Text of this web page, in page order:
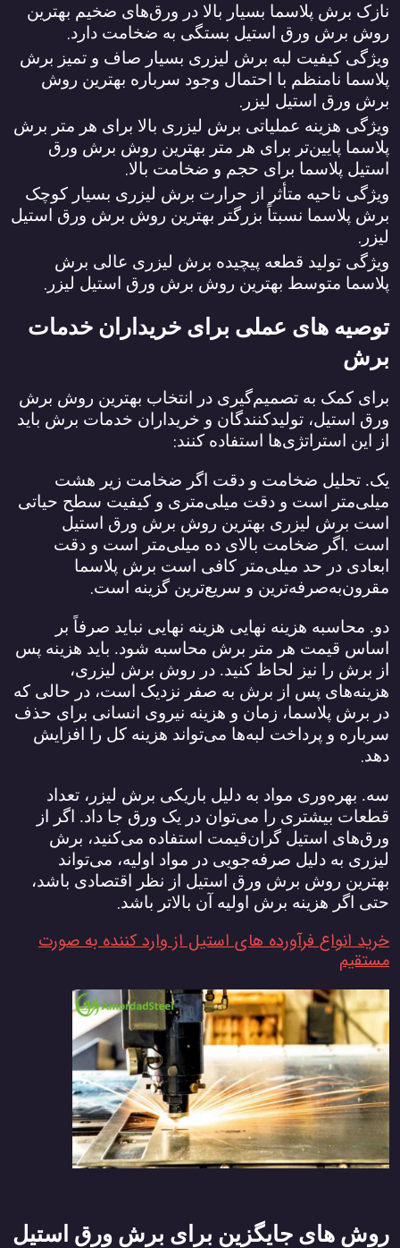
نازک برش پلاسما بسیار بالا در ورق‌های ضخیم بهترین
روش برش ورق استیل بستگی به ضخامت دارد.
ویژگی کیفیت لبه برش لیزری بسیار صاف و تمیز برش
پلاسما نامنظم با احتمال وجود سرباره بهترین روش
برش ورق استیل لیزر .
ویژگی هزینه عملیاتی برش لیزری بالا برای هر متر برش
پلاسما پایین‌تر برای هر متر بهترین روش برش ورق
استیل پلاسما برای حجم و ضخامت بالا.
ویژگی ناحیه متأثر از حرارت برش لیزری بسیار کوچک
برش پلاسما نسبتاً بزرگتر بهترین روش برش ورق استیل
لیزر .
ویژگی تولید قطعه پیچیده برش لیزری عالی برش
پلاسما متوسط بهترین روش برش ورق استیل لیزر .
توصیه ‌های عملی برای خریداران خدمات
برش
برای کمک به تصمیم‌گیری در انتخاب بهترین روش برش
ورق استیل، تولیدکنندگان و خریداران خدمات برش باید
از این استراتژی‌ها استفاده کنند:
یک. تحلیل ضخامت و دقت اگر ضخامت زیر هشت
میلی‌متر است و دقت میلی‌متری و کیفیت سطح حیاتی
است برش لیزری بهترین روش برش ورق استیل
است .اگر ضخامت بالای ده میلی‌متر است و دقت
ابعادی در حد میلی‌متر کافی است برش پلاسما
مقرون‌به‌صرفه‌ترین و سریع‌ترین گزینه است.
دو. محاسبه هزینه نهایی هزینه نهایی نباید صرفاً بر
اساس قیمت هر متر برش محاسبه شود. باید هزینه پس
از برش را نیز لحاظ کنید. در روش برش لیزری،
هزینه‌های پس از برش به صفر نزدیک است، در حالی که
در برش پلاسما، زمان و هزینه نیروی انسانی برای حذف
سرباره و پرداخت لبه‌ها می‌تواند هزینه کل را افزایش
دهد.
سه. بهره‌وری مواد به دلیل باریکی برش لیزر، تعداد
قطعات بیشتری را می‌توان در یک ورق جا داد. اگر از
ورق‌های استیل گران‌قیمت استفاده می‌کنید، برش
لیزری به دلیل صرفه‌جویی در مواد اولیه، می‌تواند
بهترین روش برش ورق استیل از نظر اقتصادی باشد،
حتی اگر هزینه برش اولیه آن بالاتر باشد.
خرید انواع فرآورده های استیل از وارد کننده به صورت
مستقیم
روش ‌های جایگزین برای برش ورق استیل